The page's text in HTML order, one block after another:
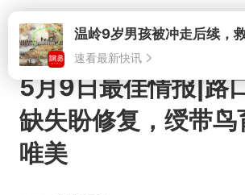
5月9日最佳情报|路
缺失盼修复，绶带鸟
唯美